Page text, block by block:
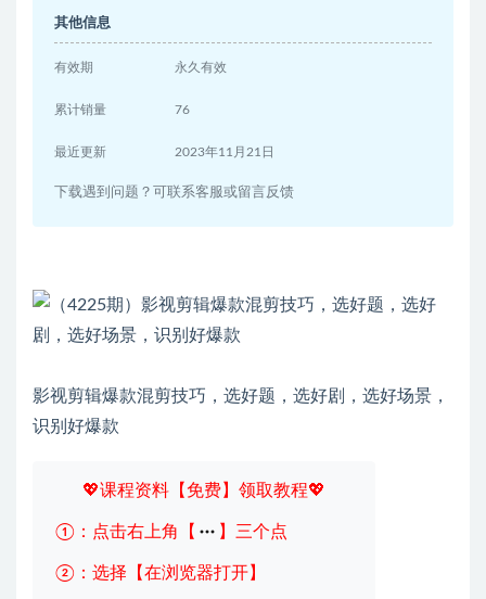
其他信息
有效期 永久有效
累计销量 76
最近更新 2023年11月21日
下载遇到问题？可联系客服或留言反馈
影视剪辑爆款混剪技巧，选好题，选好剧，选好场景，
识别好爆款
💖课程资料【免费】领取教程💖
①：点击右上角【 】三个点
②：选择【在浏览器打开】